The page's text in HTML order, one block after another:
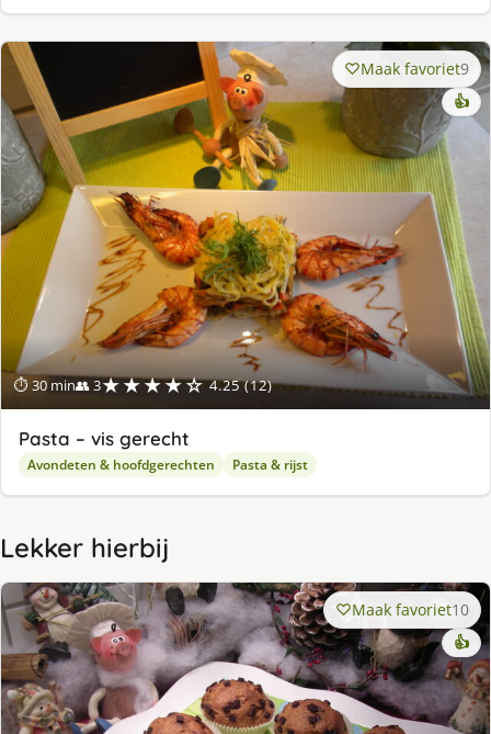
⏱ 30 min👥 3★★★★☆ 4.25 (12)
Maak favoriet9
👍
Pasta – vis gerecht
Avondeten & hoofdgerechten Pasta & rijst
Lekker hierbij
Maak favoriet10
👍